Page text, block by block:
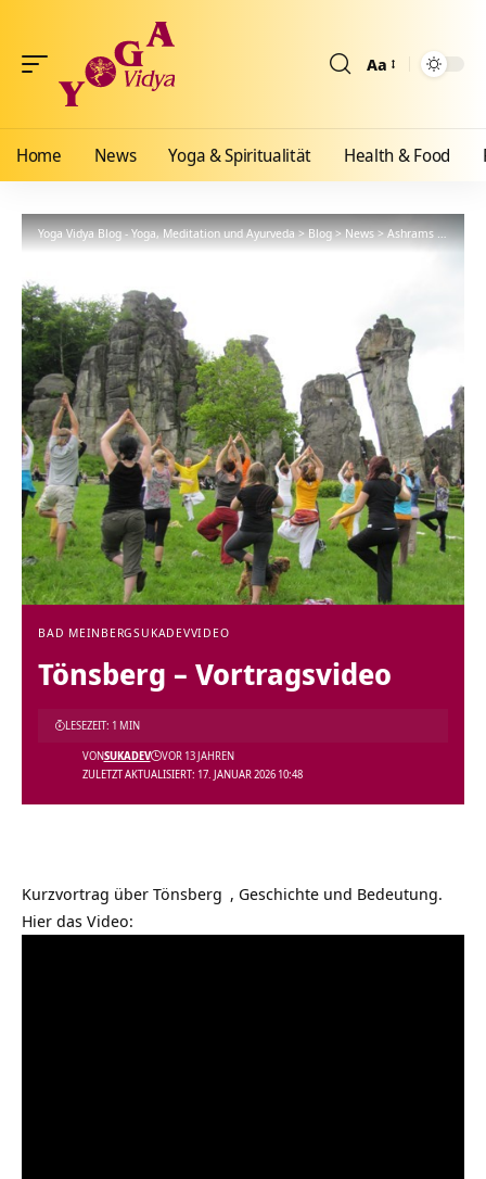
Aa
Home News Yoga & Spiritualität Health & Food
Yoga Vidya Blog - Yoga, Meditation und Ayurveda>Blog>News>Ashrams> Bad
BAD MEINBERGSUKADEVVIDEO
Tönsberg‏‎ – Vortragsvideo
ZULETZT AKTUALISIERT: 17. JANUAR 2026 10:48
VONSUKADEV VOR 13 JAHREN
LESEZEIT: 1 MIN
Kurzvortrag über
, Geschichte und Bedeutung.
Hier das Video: